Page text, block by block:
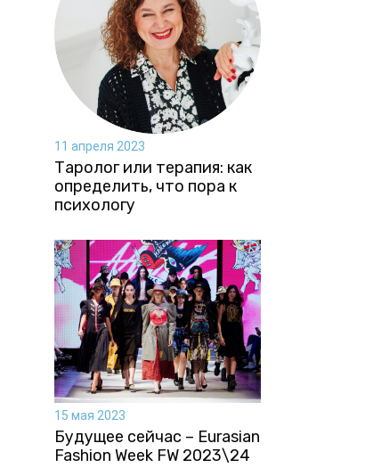
11 апреля 2023
Таролог или терапия: как
определить, что пора к
психологу
15 мая 2023
Будущее сейчас – Eurasian
Fashion Week FW 2023\24